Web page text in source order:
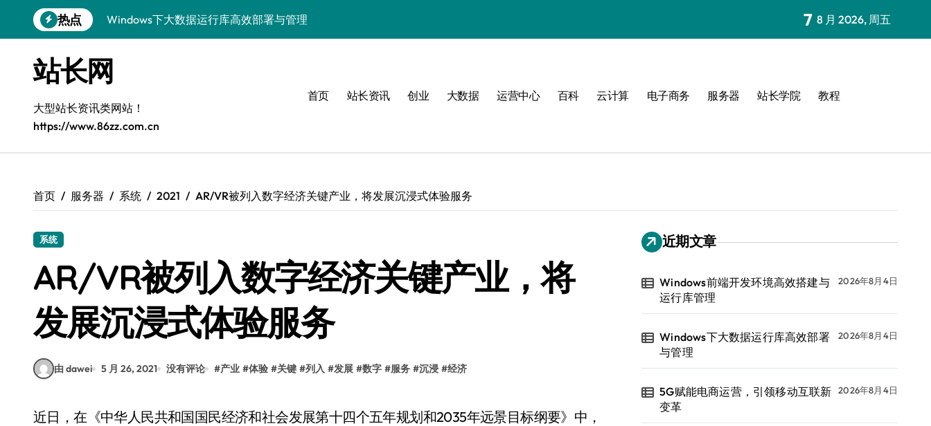
到
热点
Windows下大数据运行库高效部署与管理
容器化+K8s编排：视觉系统高效部署新范式
5G驱动通信革新，融合资源新标杆
5G引领新时代，中国科技领跑全球
容器化多媒体服务架构优化实践
容器化部署与编排优化：构建高效科技架构
Windows前端开发环境高效搭建与运行库管理
7 8 月 2026, 周五
站长网
大型站长资讯类网站！
https://www.86zz.com.cn
首页 站长资讯 创业 大数据 运营中心 百科 云计算 电子商务 服务器 站长学院 教程
首页 服务器 系统 2021 AR/VR被列入数字经济关键产业，将发展沉浸式体验服务
系统
AR/VR被列入数字经济关键产业，将
发展沉浸式体验服务
由 dawei 5 月 26, 2021 没有评论 #产业 #体验 #关键 #列入 #发展 #数字 #服务 #沉浸 #经济
近日，在《中华人民共和国国民经济和社会发展第十四个五年规划和2035年远景目标纲要》中，
近期文章
Windows前端开发环境高效搭建与
运行库管理
2026年8月4日
Windows下大数据运行库高效部署
与管理
2026年8月4日
5G赋能电商运营，引领移动互联新
变革
2026年8月4日